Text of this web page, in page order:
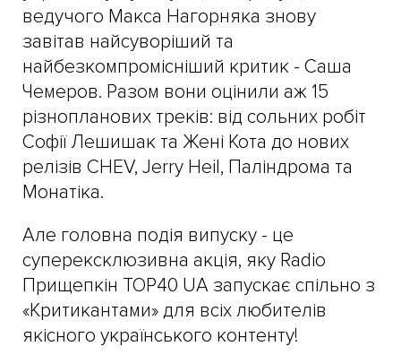
ведучого Макса Нагорняка знову
завітав найсуворіший та
найбезкомпромісніший критик - Саша
Чемеров. Разом вони оцінили аж 15
різнопланових треків: від сольних робіт
Софії Лешишак та Жені Кота до нових
релізів CHEV, Jerry Heil, Паліндрома та
Монатіка.
Але головна подія випуску - це
суперексклюзивна акція, яку Radio
Прищепкін TOP40 UA запускає спільно з
«Критикантами» для всіх любителів
якісного українського контенту!